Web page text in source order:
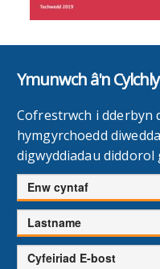
Ymunwch â'n
Cofrestrwch i dderbyn
hymgyrchoedd
digwyddiadau diddorol
Enw
cyntaf
Cyfenw
Cyfeiriad